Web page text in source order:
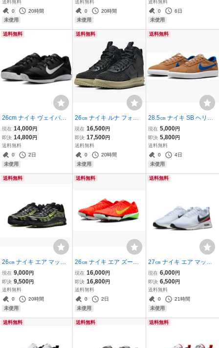
NTIAL 3 NEXT NATURE
NN トレーニング
送料無料
0
20時間
未使用
送料無料
0
20時間
未使用
送料無料
0
6日
未使用
送料無料
26cm ナイキ ヴェイパー
12 クレー 黒/白 HQ6026-
001 NIKE VAPOR 12 CLY
クレーコート用 クレーブ
レーカー
現在 14,000円
即決 14,800円
送料無料
0
2日
未使用
送料無料
26㎝ ナイキ ルナ フォー
ス 1 ダックブーツ 黒/ベー
ジュ DZ5320-001 NIKE L
UNAR FORCE 1 DUCKB
OOT ブーツ
現在 16,500円
即決 17,500円
送料無料
0
20時間
未使用
送料無料
28.5㎝ ナイキ SB ヘリテ
ージ バルク 黄土/青 CD50
10-200 NIKE SB HERITA
GE VULC フラックス
現在 5,000円
即決 5,800円
送料無料
0
4日
未使用
送料無料
26㎝ ナイキ エア マック
ス T.L 2.5 黒/銀/黄緑 FZ41
10-003NIKE AIR MAX T.L
2.5
現在 9,000円
即決 9,500円
送料無料
0
20時間
未使用
送料無料
26㎝ ナイキ エア ズーム
ヴィクトリー 2 オレンジ/
黄 FD8411-600 NIKE AIR
ZOOM VICTORY 2 陸上
スパイク
現在 16,000円
即決 16,800円
送料無料
0
2日
未使用
送料無料
27㎝ ナイキ エア マック
ス ニュアクシス 灰/黒/赤
FD4329-002 NIKE AIR M
AX NUAXIS
現在 6,000円
即決 6,500円
送料無料
0
21時間
未使用
送料無料 送料無料 送料無料